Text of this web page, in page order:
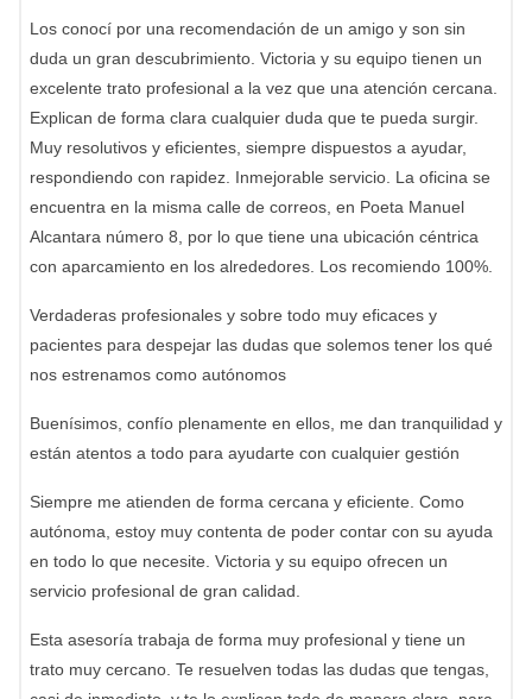
Los conocí por una recomendación de un amigo y son sin
duda un gran descubrimiento. Victoria y su equipo tienen un
excelente trato profesional a la vez que una atención cercana.
Explican de forma clara cualquier duda que te pueda surgir.
Muy resolutivos y eficientes, siempre dispuestos a ayudar,
respondiendo con rapidez. Inmejorable servicio. La oficina se
encuentra en la misma calle de correos, en Poeta Manuel
Alcantara número 8, por lo que tiene una ubicación céntrica
con aparcamiento en los alrededores. Los recomiendo 100%.
Verdaderas profesionales y sobre todo muy eficaces y
pacientes para despejar las dudas que solemos tener los qué
nos estrenamos como autónomos
Buenísimos, confío plenamente en ellos, me dan tranquilidad y
están atentos a todo para ayudarte con cualquier gestión
Siempre me atienden de forma cercana y eficiente. Como
autónoma, estoy muy contenta de poder contar con su ayuda
en todo lo que necesite. Victoria y su equipo ofrecen un
servicio profesional de gran calidad.
Esta asesoría trabaja de forma muy profesional y tiene un
trato muy cercano. Te resuelven todas las dudas que tengas,